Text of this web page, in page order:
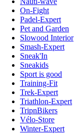
On-Fight
Padel-Expert
Pet and Garden
Slowood Interior
Smash-Expert
Sneak'In
Sneakids
Sport is good
Training-Fit
Trek-Expert
Triathlon-Expert
TripnBikers
Vélo-Store
Winter-Expert